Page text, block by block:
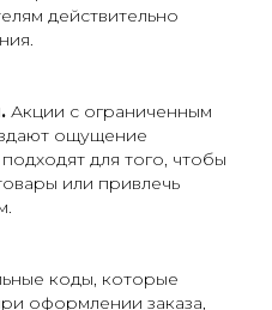
действительно
Акции с ограниченным
ощущение
для того, чтобы
или привлечь
коды, которые
оформлении заказа,